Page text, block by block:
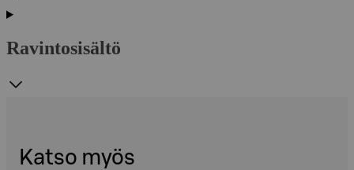
Ravintosisältö
Katso myös